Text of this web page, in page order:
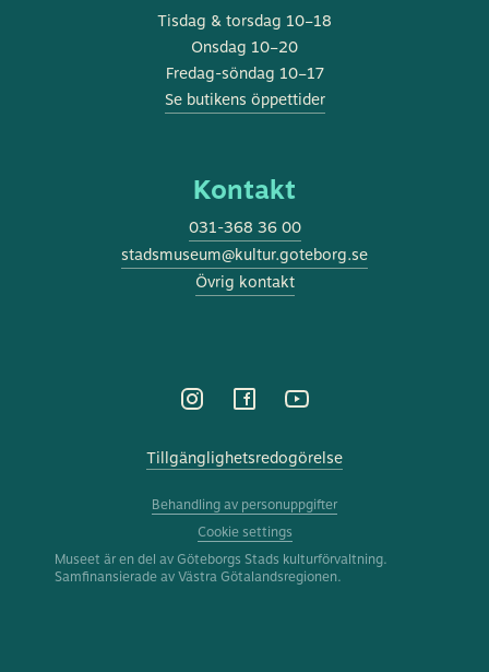
Tisdag & torsdag 10–18
Onsdag 10–20
Fredag-söndag 10–17
Se butikens öppettider
Kontakt
031-368 36 00
stadsmuseum@kultur.goteborg.se
Övrig kontakt
Tillgänglighetsredogörelse
Behandling av personuppgifter
Cookie settings
Museet är en del av Göteborgs Stads kulturförvaltning.
Samfinansierade av Västra Götalandsregionen.